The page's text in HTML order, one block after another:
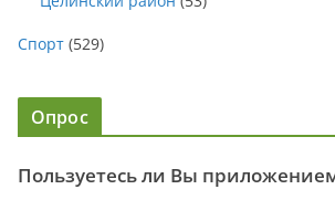
Спорт (529)
Опрос
Пользуетесь ли Вы